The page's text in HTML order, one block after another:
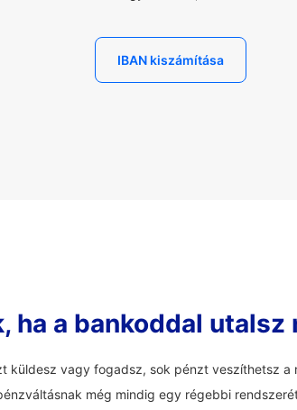
IBAN kiszámítása
ha a bankoddal
küldesz vagy fogadsz, sok pénzt veszíthetsz a
még mindig egy régebbi